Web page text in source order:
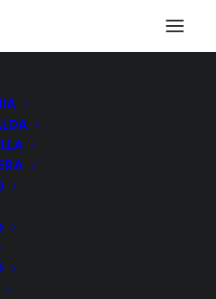
para
GLUTEOS
POR